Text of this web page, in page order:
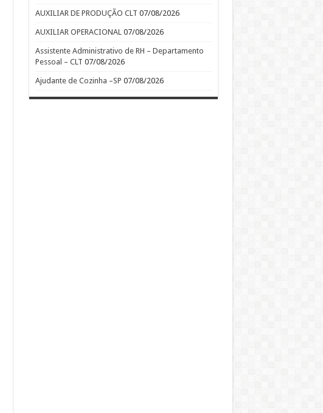
AUXILIAR DE PRODUÇÃO CLT 07/08/2026
AUXILIAR OPERACIONAL 07/08/2026
Assistente Administrativo de RH – Departamento
Pessoal – CLT 07/08/2026
Ajudante de Cozinha –SP 07/08/2026